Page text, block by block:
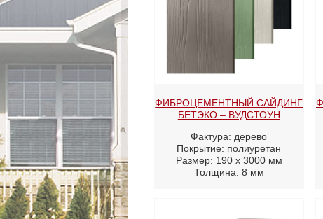
ФИБРОЦЕМЕНТНЫЙ САЙДИНГ
БЕТЭКО – ВУДСТОУН
Фактура: дерево
Покрытие: полиуретан
Размер: 190 х 3000 мм
Толщина: 8 мм